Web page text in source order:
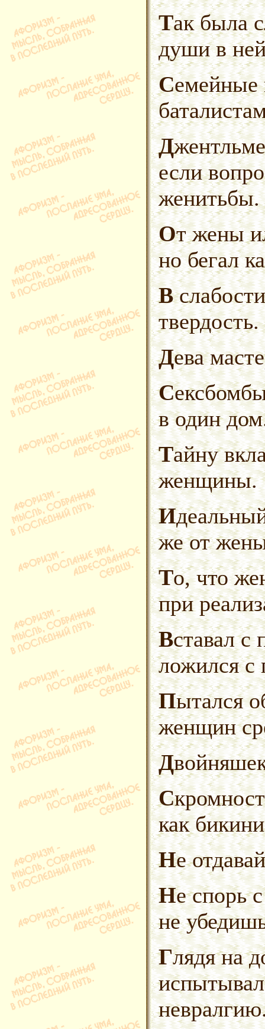
Так была сложена, что мужики
души в
Семейные картины лучше даются
Джентльмен всегда уступит даме,
если
женитьбы.
От жены или от инфаркта,
но бегал
В слабости к дамам проявлял
твердость.
Дева
Сексбомбы не попадают дважды
в один
Тайну вкладов гарантируют
женщины.
Идеальный муж не требует того
же от
То, что жена клад, понимаешь
при
Вставал с первыми петухами,
ложился с
Пытался облегчить жизнь
женщин
Скромность украшает женщину,
как
Не
Не спорь с мужем, пока
не
Глядя на дочерей Евы,